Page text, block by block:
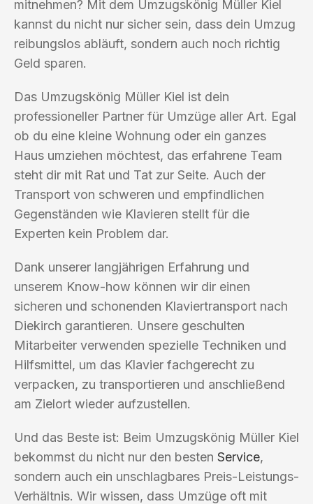
mitnehmen? Mit dem Umzugskönig Müller Kiel
kannst du nicht nur sicher sein, dass dein Umzug
reibungslos abläuft, sondern auch noch richtig
Geld sparen.
Das Umzugskönig Müller Kiel ist dein
professioneller Partner für Umzüge aller Art. Egal
ob du eine kleine Wohnung oder ein ganzes
Haus umziehen möchtest, das erfahrene Team
steht dir mit Rat und Tat zur Seite. Auch der
Transport von schweren und empfindlichen
Gegenständen wie Klavieren stellt für die
Experten kein Problem dar.
Dank unserer langjährigen Erfahrung und
unserem Know-how können wir dir einen
sicheren und schonenden Klaviertransport nach
Diekirch garantieren. Unsere geschulten
Mitarbeiter verwenden spezielle Techniken und
Hilfsmittel, um das Klavier fachgerecht zu
verpacken, zu transportieren und anschließend
am Zielort wieder aufzustellen.
Und das Beste ist: Beim Umzugskönig Müller Kiel
bekommst du nicht nur den besten Service,
sondern auch ein unschlagbares Preis-Leistungs-
Verhältnis. Wir wissen, dass Umzüge oft mit